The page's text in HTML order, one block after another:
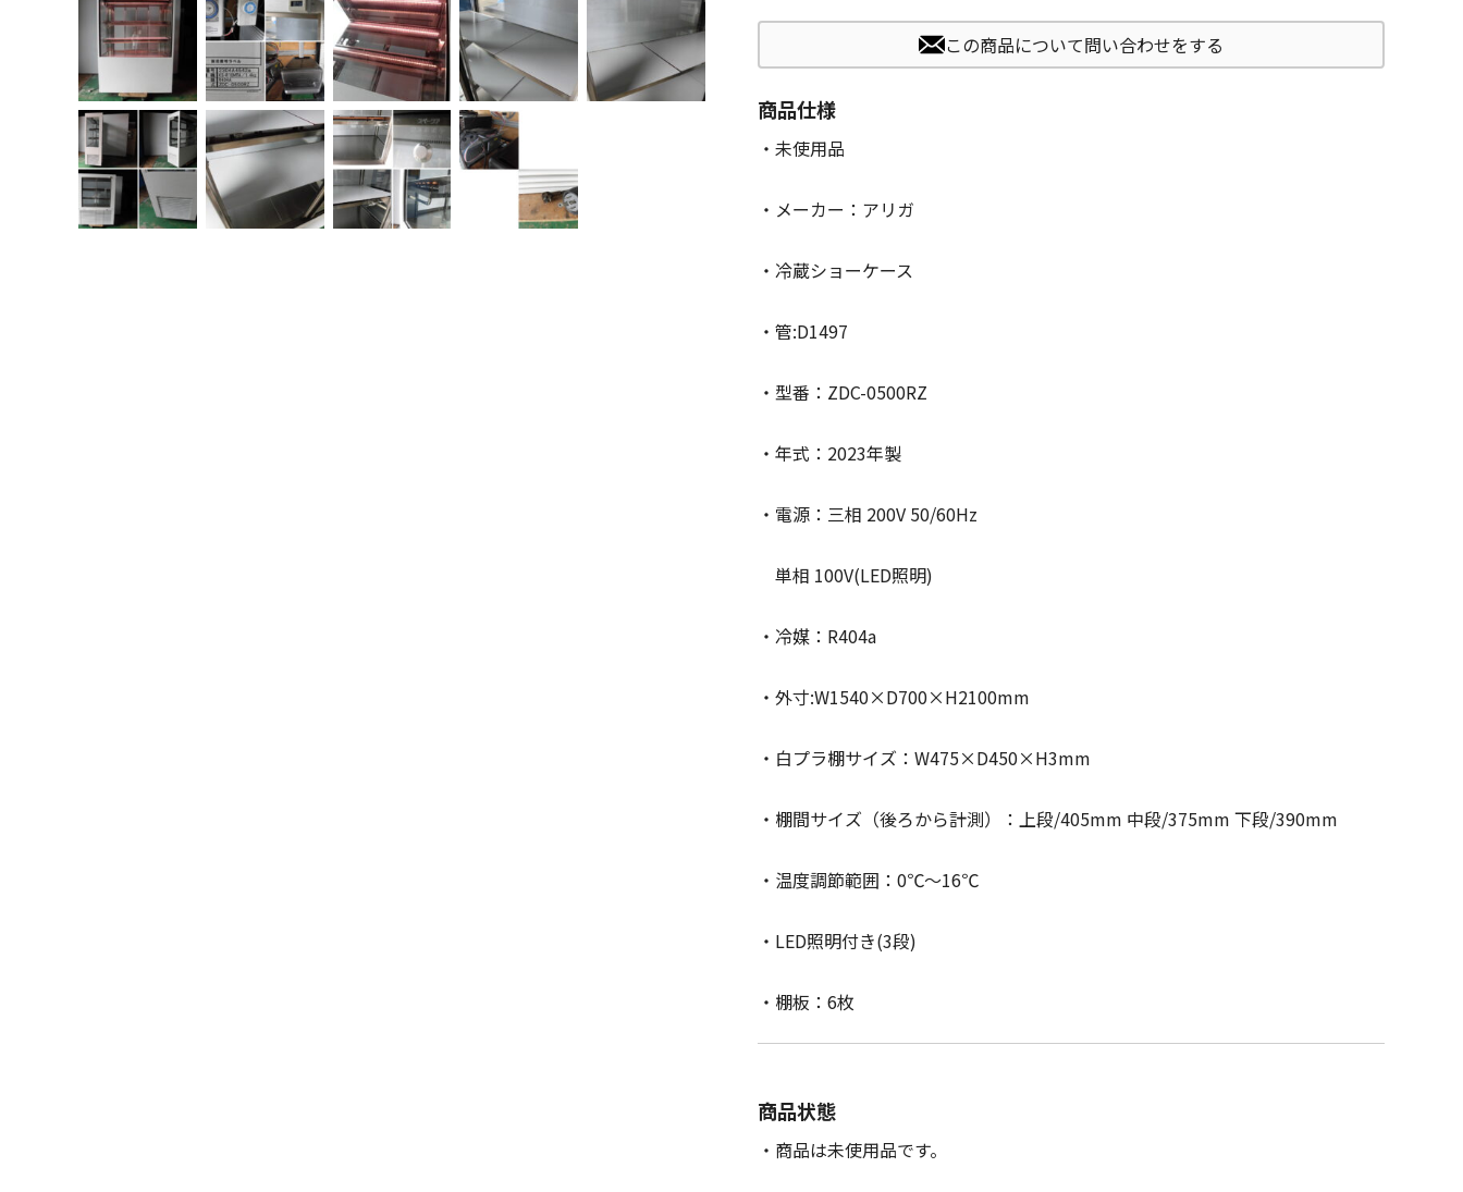
この商品について問い合わせをする
商品仕様
・未使用品
・メーカー：アリガ
・冷蔵ショーケース
・管:D1497
・型番：ZDC-0500RZ
・年式：2023年製
・電源：三相 200V 50/60Hz
単相 100V(LED照明)
・冷媒：R404a
・外寸:W1540×D700×H2100mm
・白プラ棚サイズ：W475×D450×H3mm
・棚間サイズ（後ろから計測）：上段/405mm 中段/375mm 下段/390mm
・温度調節範囲：0℃〜16℃
・LED照明付き(3段)
・棚板：6枚
商品状態
・商品は未使用品です。